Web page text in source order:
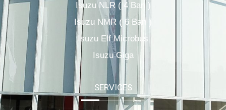
Isuzu NLR ( 4 Ban )
Isuzu NMR ( 6 Ban )
Isuzu Elf Microbus
Isuzu Giga
SERVICES